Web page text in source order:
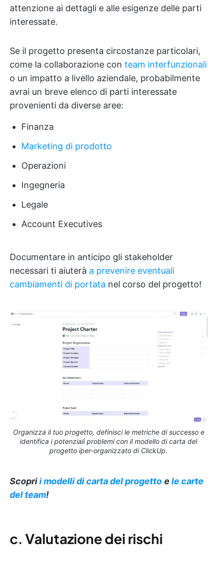
attenzione ai dettagli e alle esigenze delle parti
interessate.
Se il progetto presenta circostanze particolari,
come la collaborazione con team interfunzionali
o un impatto a livello aziendale, probabilmente
avrai un breve elenco di parti interessate
provenienti da diverse aree:
Finanza
Marketing di prodotto
Operazioni
Ingegneria
Legale
Account Executives
Documentare in anticipo gli stakeholder
necessari ti aiuterà a prevenire eventuali
cambiamenti di portata nel corso del progetto!
Organizza il tuo progetto, definisci le metriche di successo e
identifica i potenziali problemi con il modello di carta del
progetto iper-organizzato di ClickUp.
Scoprii modelli di carta del progetto e le carte
del team!
c. Valutazione dei rischi